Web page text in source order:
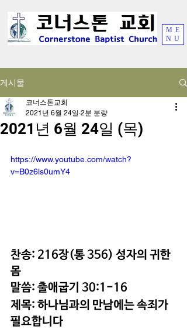
ME
NU
게시물
2021년 6월 24일 (목)
코너스톤교회
2021년 6월 24일 2분 분량
https://www.youtube.com/watch?
v=B0z6ls0umY4
찬송: 216장(통 356) 성자의 귀한
몸
말씀: 출애굽기 30:1-16
제목: 하나님과의 만남에는 속죄가
필요합니다